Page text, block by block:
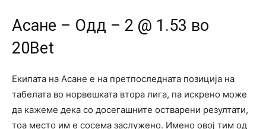
Асане – Одд – 2 @ 1.53 во
20Bet
Екипата на Асане е на претпоследната позиција на
табелата во норвешката втора лига, па искрено може
да кажеме дека со досегашните остварени резултати,
тоа место им е сосема заслужено. Имено овој тим од